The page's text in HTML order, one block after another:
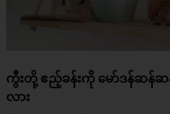
ကွီးတို့ ဧည့်ခန်းကို မော်ဒန်ဆန်ဆ
လား